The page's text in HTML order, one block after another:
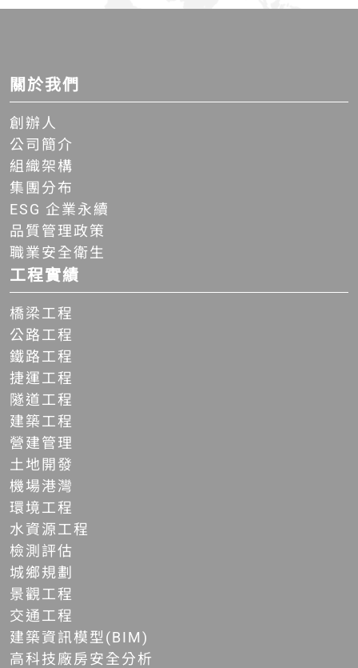
關於我們
創辦人
公司簡介
組織架構
集團分布
ESG 企業永續
品質管理政策
職業安全衛生
工程實績
橋梁工程
公路工程
鐵路工程
捷運工程
隧道工程
建築工程
營建管理
土地開發
機場港灣
環境工程
水資源工程
檢測評估
城鄉規劃
景觀工程
交通工程
建築資訊模型(BIM)
高科技廠房安全分析